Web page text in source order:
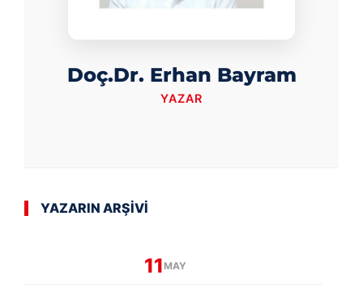
Doç.Dr. Erhan Bayram
YAZAR
YAZARIN ARŞİVİ
11MAY